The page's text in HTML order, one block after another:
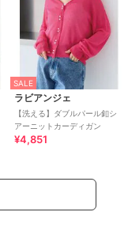
SALE
ラビアンジェ
【洗える】ダブルパール釦シ
アーニットカーディガン
¥4,851